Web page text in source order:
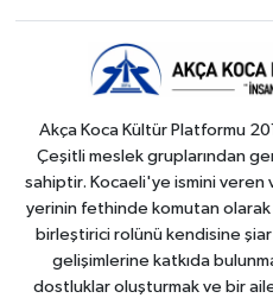
Akça Koca Kültür Platformu
Çeşitli meslek gruplarından
sahiptir. Kocaeli'ye ismini
yerinin fethinde komutan
birleştirici rolünü kendisine
gelişimlerine katkıda
dostluklar oluşturmak ve bir